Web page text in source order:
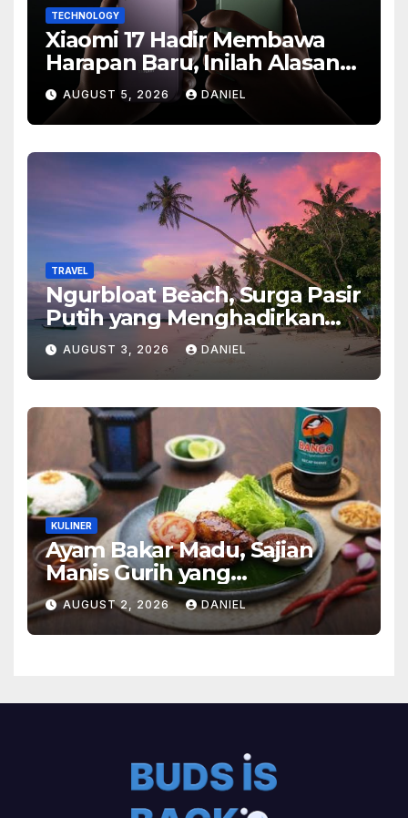
TECHNOLOGY
Xiaomi 17 Hadir Membawa
Harapan Baru, Inilah Alasan
Banyak Orang Menantikan
Ponsel Flagship Ini
AUGUST 5, 2026 DANIEL
TRAVEL
Ngurbloat Beach, Surga Pasir
Putih yang Menghadirkan
Ketenangan dan Pesona
Alam Tak Terlupakan
AUGUST 3, 2026 DANIEL
KULINER
Ayam Bakar Madu, Sajian
Manis Gurih yang
Menghangatkan Suasana
Makan
AUGUST 2, 2026 DANIEL